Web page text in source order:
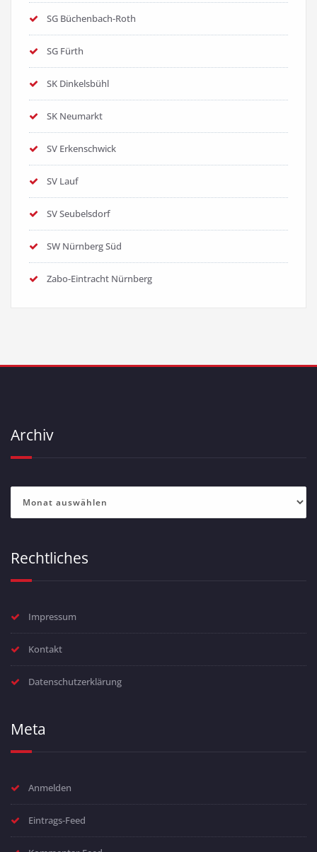
SG Büchenbach-Roth
SG Fürth
SK Dinkelsbühl
SK Neumarkt
SV Erkenschwick
SV Lauf
SV Seubelsdorf
SW Nürnberg Süd
Zabo-Eintracht Nürnberg
Archiv
Rechtliches
Impressum
Kontakt
Datenschutzerklärung
Meta
Anmelden
Eintrags-Feed